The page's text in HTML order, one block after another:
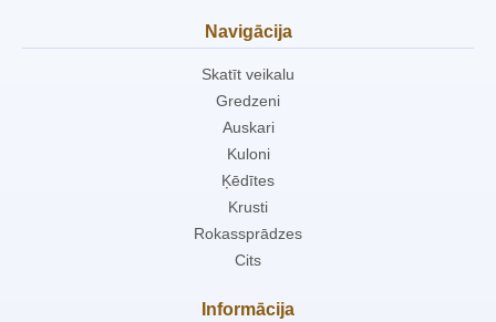
Navigācija
Skatīt veikalu
Gredzeni
Auskari
Kuloni
Ķēdītes
Krusti
Rokassprādzes
Cits
Informācija